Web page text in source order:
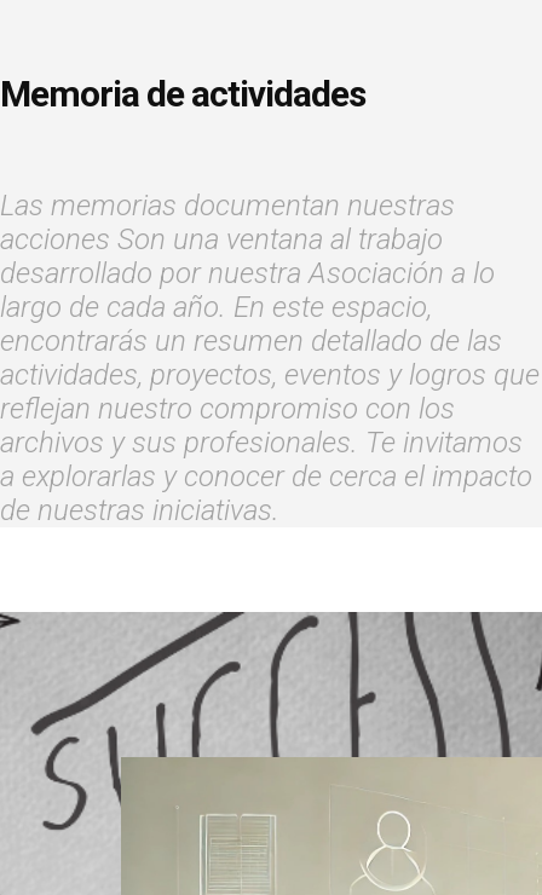
Memoria de actividades
Las memorias documentan nuestras
acciones Son una ventana al trabajo
desarrollado por nuestra Asociación a lo
largo de cada año. En este espacio,
encontrarás un resumen detallado de las
actividades, proyectos, eventos y logros que
reflejan nuestro compromiso con los
archivos y sus profesionales. Te invitamos
a explorarlas y conocer de cerca el impacto
de nuestras iniciativas.